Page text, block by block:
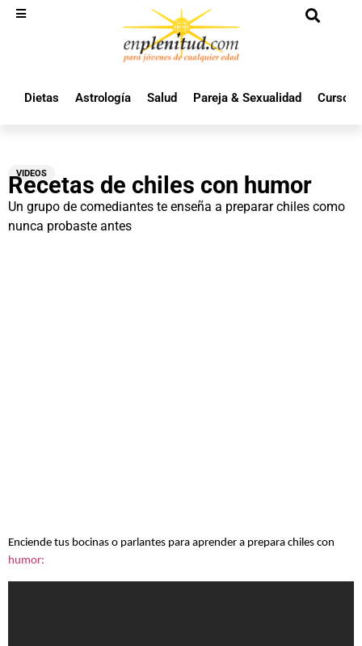
Dietas Astrología Salud Pareja & Sexualidad Cursos
VIDEOS
Recetas de chiles con humor
Un grupo de comediantes te enseña a preparar chiles como
nunca probaste antes
Enciende tus bocinas o parlantes para aprender a prepara chiles con
humor: